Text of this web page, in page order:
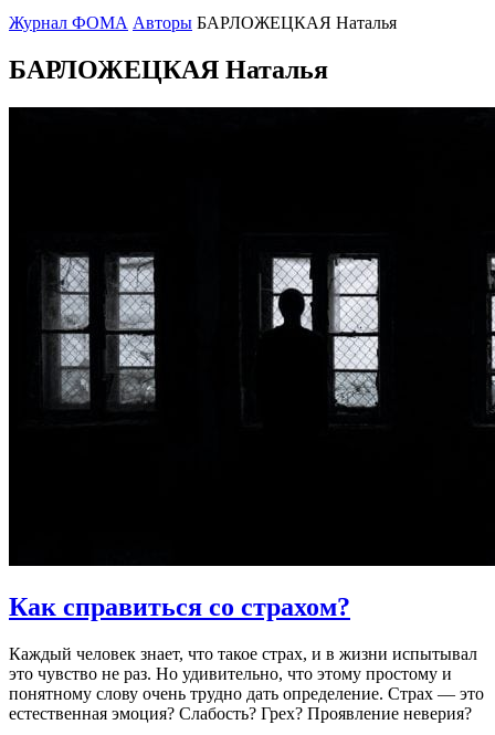
Журнал ФОМА Авторы БАРЛОЖЕЦКАЯ Наталья
БАРЛОЖЕЦКАЯ Наталья
Как справиться со страхом?
Каждый человек знает, что такое страх, и в жизни испытывал
это чувство не раз. Но удивительно, что этому простому и
понятному слову очень трудно дать определение. Страх — это
естественная эмоция? Слабость? Грех? Проявление неверия?